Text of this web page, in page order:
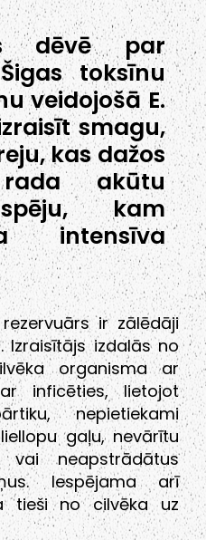
dēvē par
toksīnu
veidojošā E.
smagu,
kas dažos
akūtu
kam
intensīva
ir zālēdāji
Izraisītājs izdalās no
organisma ar
inficēties, lietojot
nepietiekami
gaļu, nevārītu
vai neapstrādātus
Iespējama arī
tieši no cilvēka uz